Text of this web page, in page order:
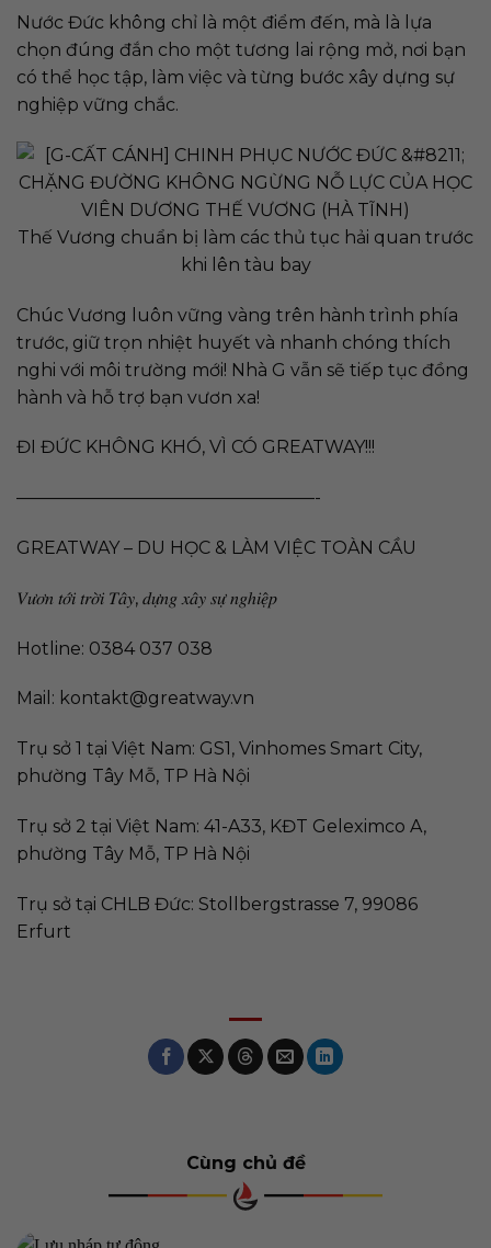
Nước Đức không chỉ là một điểm đến, mà là lựa
chọn đúng đắn cho một tương lai rộng mở, nơi bạn
có thể học tập, làm việc và từng bước xây dựng sự
nghiệp vững chắc.
Thế Vương chuẩn bị làm các thủ tục hải quan trước
khi lên tàu bay
Chúc Vương luôn vững vàng trên hành trình phía
trước, giữ trọn nhiệt huyết và nhanh chóng thích
nghi với môi trường mới! Nhà G vẫn sẽ tiếp tục đồng
hành và hỗ trợ bạn vươn xa!
ĐI ĐỨC KHÔNG KHÓ, VÌ CÓ GREATWAY!!!
—————————————————-
GREATWAY – DU HỌC & LÀM VIỆC TOÀN CẦU
𝑉𝑢̛𝑜̛𝑛 𝑡𝑜̛́𝑖 𝑡𝑟𝑜̛̀𝑖 𝑇𝑎̂𝑦, 𝑑𝑢̛̣𝑛𝑔 𝑥𝑎̂𝑦 𝑠𝑢̛̣ 𝑛𝑔ℎ𝑖𝑒̣̂𝑝
Hotline: 0384 037 038
Mail: kontakt@greatway.vn
Trụ sở 1 tại Việt Nam: GS1, Vinhomes Smart City,
phường Tây Mỗ, TP Hà Nội
Trụ sở 2 tại Việt Nam: 41-A33, KĐT Geleximco A,
phường Tây Mỗ, TP Hà Nội
Trụ sở tại CHLB Đức: Stollbergstrasse 7, 99086
Erfurt
Cùng chủ đề